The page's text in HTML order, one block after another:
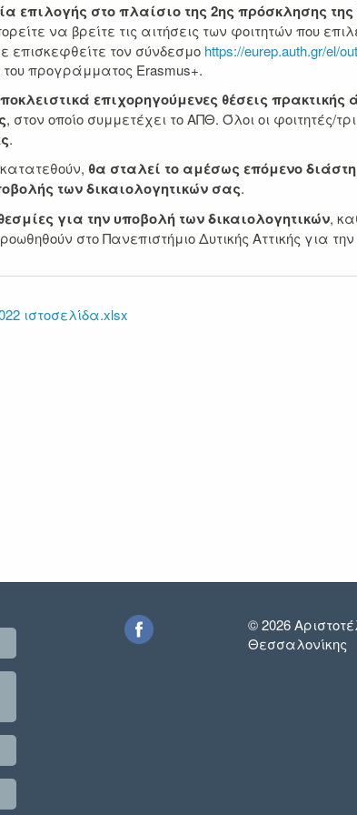
επιλογής στο πλαίσιο της 2ης πρόσκλησης
να βρείτε τις αιτήσεις των φοιτητών που
επισκεφθείτε τον σύνδεσμο https://eurep.auth.gr/el/
προγράμματος Erasmus+.
επιχορηγούμενες θέσεις
, στον οποίο συμμετέχει το ΑΠΘ. Όλοι οι φοιτητές/
.
θα σταλεί το αμέσως επόμενο
των δικαιολογητικών σας.
για την υποβολή των δικαιολογητικών,
στο Πανεπιστήμιο Δυτικής Αττικής για την
ιστοσελίδα.xlsx
© 2026
Θεσσαλονίκης